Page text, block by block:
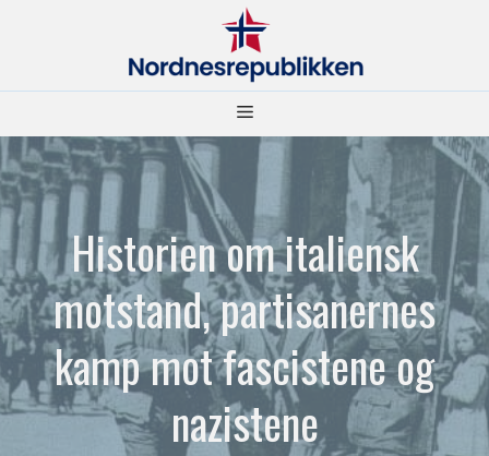
Meny
Historien om italiensk
motstand, partisanernes
kamp mot fascistene og
nazistene